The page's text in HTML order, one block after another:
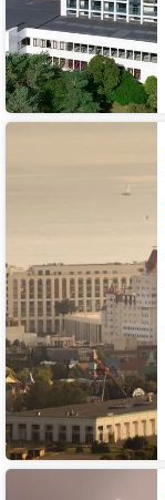
Отель-
ПРЕСТИЖ